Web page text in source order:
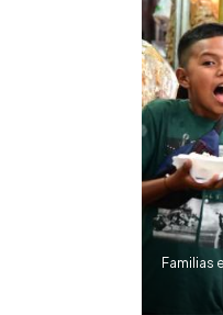
Familias